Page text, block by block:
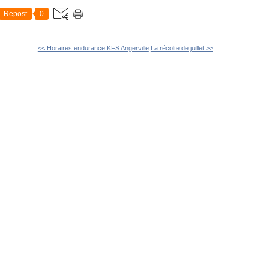
Repost 0
<< Horaires endurance KFS Angerville La récolte de juillet >>